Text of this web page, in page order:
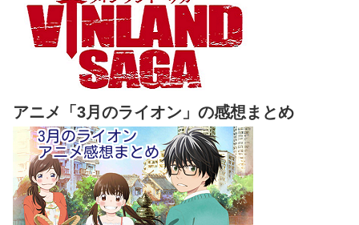
アニメ「3月のライオン」の感想まとめ